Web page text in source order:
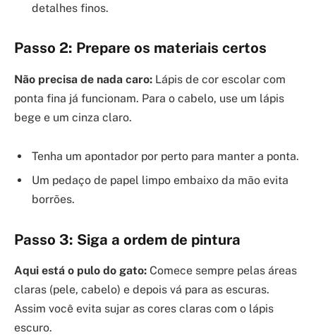
detalhes finos.
Passo 2: Prepare os materiais certos
Não precisa de nada caro: Lápis de cor escolar com
ponta fina já funcionam. Para o cabelo, use um lápis
bege e um cinza claro.
Tenha um apontador por perto para manter a ponta.
Um pedaço de papel limpo embaixo da mão evita
borrões.
Passo 3: Siga a ordem de pintura
Aqui está o pulo do gato: Comece sempre pelas áreas
claras (pele, cabelo) e depois vá para as escuras.
Assim você evita sujar as cores claras com o lápis
escuro.